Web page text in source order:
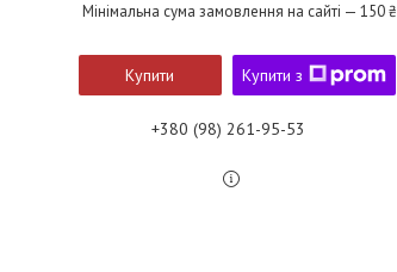
Мінімальна сума замовлення на сайті — 150 ₴
Купити Купити з
+380 (98) 261-95-53